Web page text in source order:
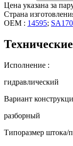
Цена указана за
Страна
OEM : 14595;
Исполнение :
гидравлический
Вариант
разборный
Типоразмер штока/